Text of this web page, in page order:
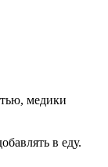
медики
в еду.